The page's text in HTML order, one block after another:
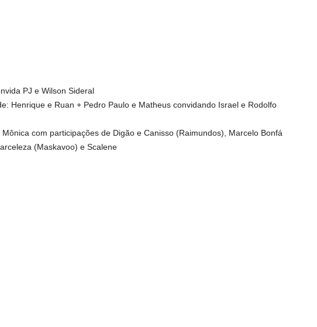
PJ e Wilson Sideral
Henrique e Ruan + Pedro Paulo e Matheus convidando Israel e Rodolfo
Mônica com participações de Digão e Canisso (Raimundos), Marcelo Bonfá
(Maskavoo) e Scalene